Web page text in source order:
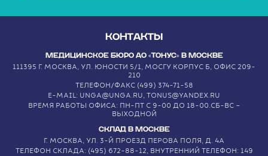
КОНТАКТЫ
МЕДИЦИНСКОЕ БЮРО АО «ТОНУС» В МОСКВЕ
111395 Г. МОСКВА, УЛ. ЮНОСТИ 5/1, МОСГУ КОРПУС Б, ОФИС 209-
210
ТЕЛЕФОН/ФАКС (499) 374-71-58
E-MAIL: UNGA@UNGA.RU, TONUS@YANDEX.RU
ВРЕМЯ РАБОТЫ ОФИСА: ПН-ПТ С 9-00 ДО 18-00.СБ-ВС –
ВЫХОДНОЙ
СКЛАД В МОСКВЕ
Г. МОСКВА, УЛ. 3-Й ПРОЕЗД ПЕРОВА ПОЛЯ, Д. 4А
ТЕЛЕФОН СКЛАДА: (495) 672-88-12, ВНУТРЕННИЙ ТЕЛЕФОН: 149